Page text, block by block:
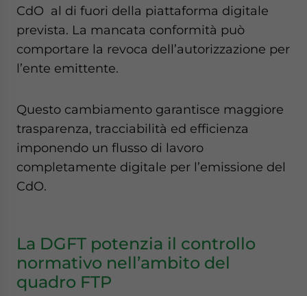
CdO al di fuori della piattaforma digitale
prevista. La mancata conformità può
comportare la revoca dell’autorizzazione per
l’ente emittente.
Questo cambiamento garantisce maggiore
trasparenza, tracciabilità ed efficienza
imponendo un flusso di lavoro
completamente digitale per l’emissione del
CdO.
La DGFT potenzia il controllo
normativo nell’ambito del
quadro FTP